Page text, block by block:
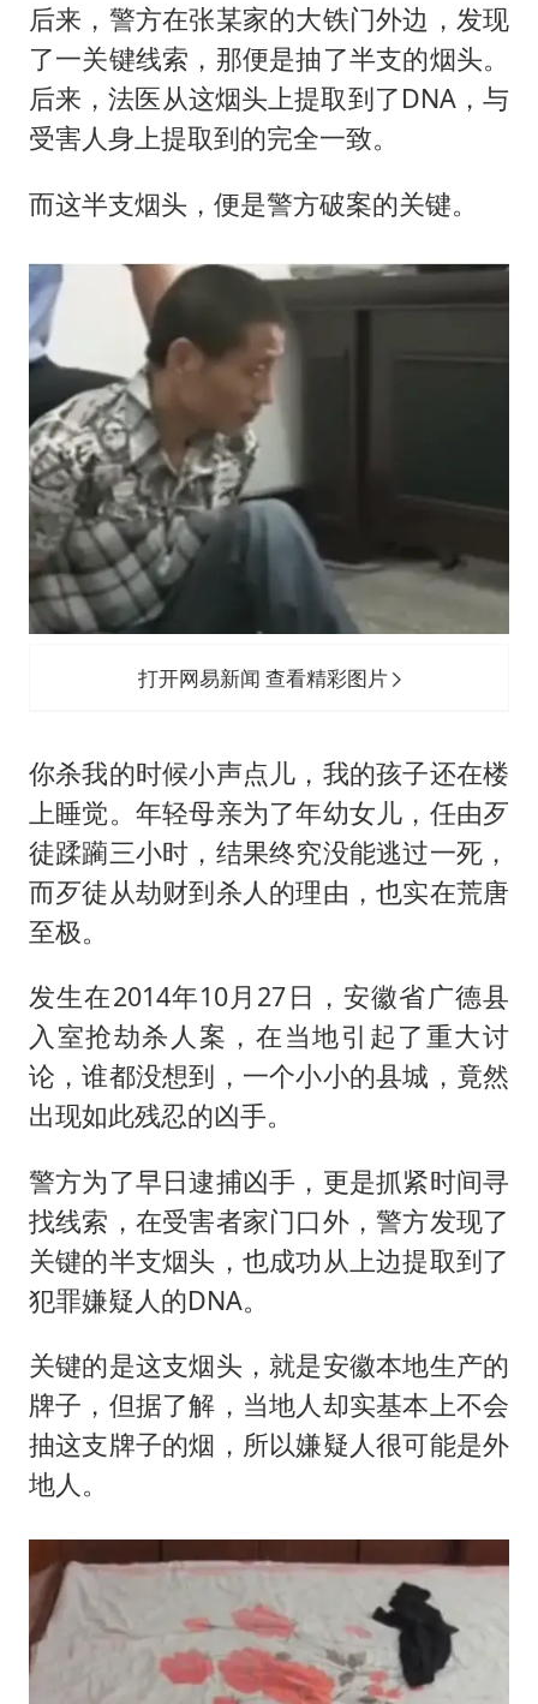
后来，警方在张某家的大铁门外边，发现
了一关键线索，那便是抽了半支的烟头。
后来，法医从这烟头上提取到了DNA，与
受害人身上提取到的完全一致。
而这半支烟头，便是警方破案的关键。
打开网易新闻 查看精彩图片
你杀我的时候小声点儿，我的孩子还在楼
上睡觉。年轻母亲为了年幼女儿，任由歹
徒蹂躏三小时，结果终究没能逃过一死，
而歹徒从劫财到杀人的理由，也实在荒唐
至极。
发生在2014年10月27日，安徽省广德县
入室抢劫杀人案，在当地引起了重大讨
论，谁都没想到，一个小小的县城，竟然
出现如此残忍的凶手。
警方为了早日逮捕凶手，更是抓紧时间寻
找线索，在受害者家门口外，警方发现了
关键的半支烟头，也成功从上边提取到了
犯罪嫌疑人的DNA。
关键的是这支烟头，就是安徽本地生产的
牌子，但据了解，当地人却实基本上不会
抽这支牌子的烟，所以嫌疑人很可能是外
地人。